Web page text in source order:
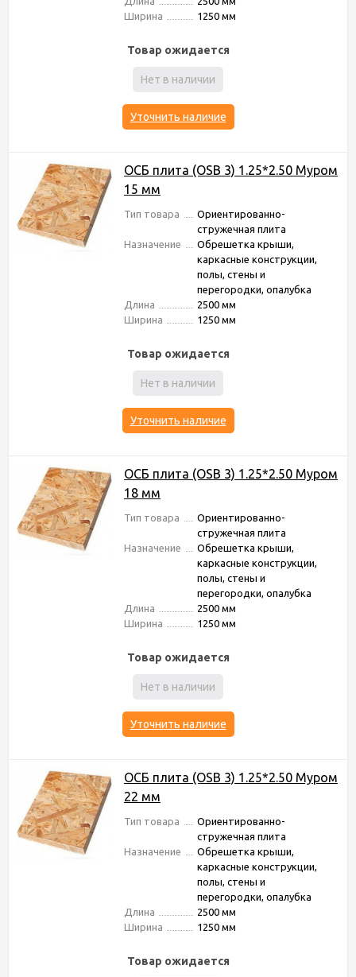
Ширина
1250 мм
Товар ожидается
Нет в наличии
Уточнить наличие
ОСБ плита (OSB 3) 1.25*2.50 Муром
15 мм
Тип товара
Ориентированно-
стружечная плита
Назначение
Обрешетка крыши,
каркасные конструкции,
полы, стены и
перегородки, опалубка
Длина
2500 мм
Ширина
1250 мм
Товар ожидается
Нет в наличии
Уточнить наличие
ОСБ плита (OSB 3) 1.25*2.50 Муром
18 мм
Тип товара
Ориентированно-
стружечная плита
Назначение
Обрешетка крыши,
каркасные конструкции,
полы, стены и
перегородки, опалубка
Длина
2500 мм
Ширина
1250 мм
Товар ожидается
Нет в наличии
Уточнить наличие
ОСБ плита (OSB 3) 1.25*2.50 Муром
22 мм
Тип товара
Ориентированно-
стружечная плита
Назначение
Обрешетка крыши,
каркасные конструкции,
полы, стены и
перегородки, опалубка
Длина
2500 мм
Ширина
1250 мм
Товар ожидается